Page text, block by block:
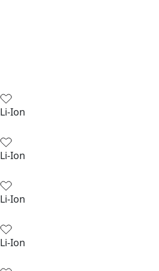
Li-Ion
Li-Ion
Li-Ion
Li-Ion